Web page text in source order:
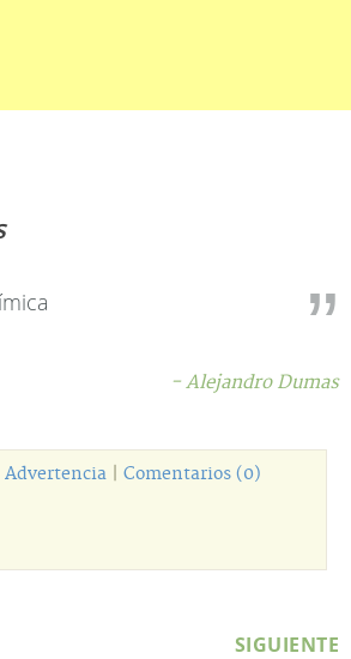
- Alejandro Dumas
Advertencia Comentarios (0)
SIGUIENTE